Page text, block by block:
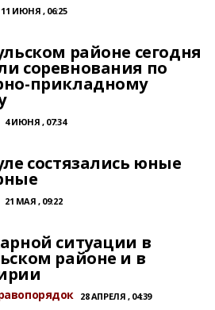
11 ИЮНЯ , 06:25
районе сегодня
соревнования по
прикладному
4 ИЮНЯ , 07:34
состязались юные
21 МАЯ , 09:22
ситуации в
районе и в
28 АПРЕЛЯ , 04:39